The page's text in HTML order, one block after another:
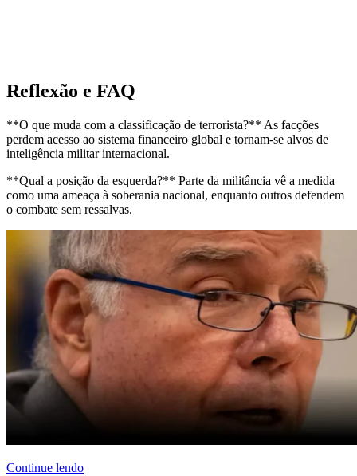
Reflexão e FAQ
**O que muda com a classificação de terrorista?** As facções
perdem acesso ao sistema financeiro global e tornam-se alvos de
inteligência militar internacional.
**Qual a posição da esquerda?** Parte da militância vê a medida
como uma ameaça à soberania nacional, enquanto outros defendem
o combate sem ressalvas.
Continue lendo